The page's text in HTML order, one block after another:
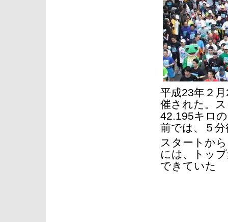
平成23年２
催された。
42.195キロ
前では、５
スタートか
には、トッ
できていた